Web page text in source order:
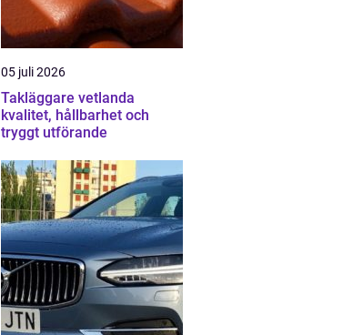
05 juli 2026
Takläggare vetlanda
kvalitet, hållbarhet och
tryggt utförande